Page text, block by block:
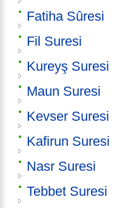
Fatiha Sûresi
Fil Suresi
Kureyş Suresi
Maun Suresi
Kevser Suresi
Kafirun Suresi
Nasr Suresi
Tebbet Suresi